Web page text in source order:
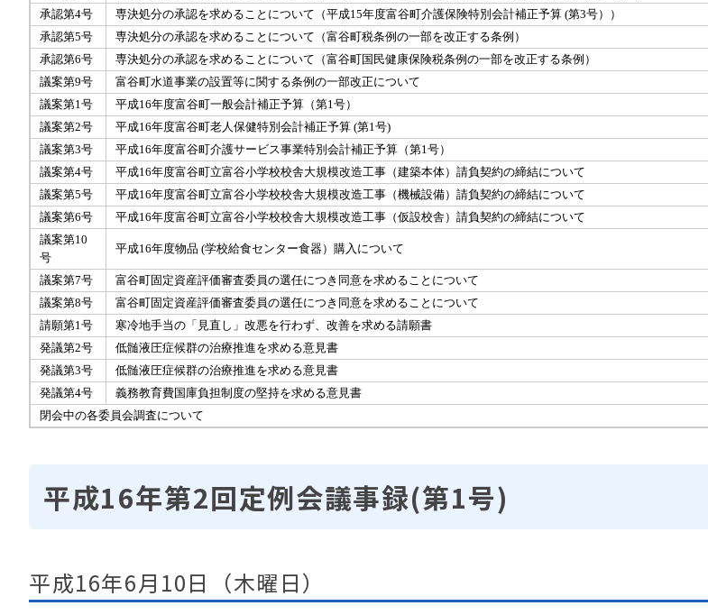
承認第4号
専決処分の承認を求めることについて（平成15年度富谷町介護保険特別会計補正予算 (第3号））
承認第5号
専決処分の承認を求めることについて（富谷町税条例の一部を改正する条例）
承認第6号
専決処分の承認を求めることについて（富谷町国民健康保険税条例の一部を改正する条例）
議案第9号
富谷町水道事業の設置等に関する条例の一部改正について
議案第1号
平成16年度富谷町一般会計補正予算（第1号）
議案第2号
平成16年度富谷町老人保健特別会計補正予算 (第1号)
議案第3号
平成16年度富谷町介護サービス事業特別会計補正予算（第1号）
議案第4号
平成16年度富谷町立富谷小学校校舎大規模改造工事（建築本体）請負契約の締結について
議案第5号
平成16年度富谷町立富谷小学校校舎大規模改造工事（機械設備）請負契約の締結について
議案第6号
平成16年度富谷町立富谷小学校校舎大規模改造工事（仮設校舎）請負契約の締結について
議案第10
号
平成16年度物品 (学校給食センター食器）購入について
議案第7号
富谷町固定資産評価審査委員の選任につき同意を求めることについて
議案第8号
富谷町固定資産評価審査委員の選任につき同意を求めることについて
請願第1号
寒冷地手当の「見直し」改悪を行わず、改善を求める請願書
発議第2号
低髄液圧症候群の治療推進を求める意見書
発議第3号
低髄液圧症候群の治療推進を求める意見書
発議第4号
義務教育費国庫負担制度の堅持を求める意見書
閉会中の各委員会調査について
平成16年第2回定例会議事録(第1号)
平成16年6月10日（木曜日）